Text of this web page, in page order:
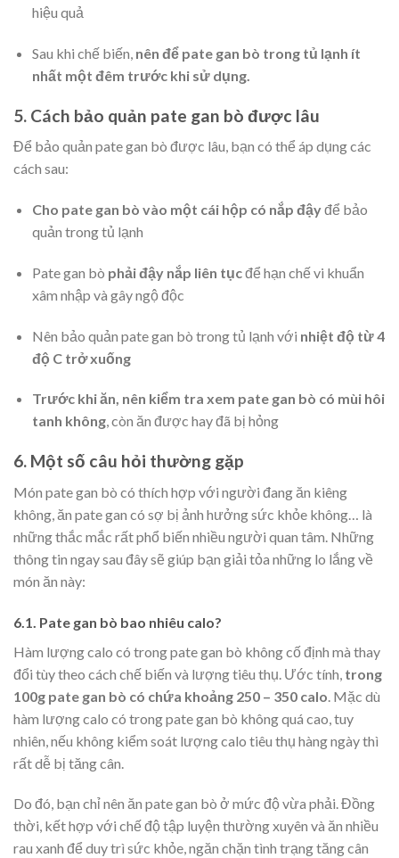
hiệu quả
Sau khi chế biến, nên để pate gan bò trong tủ lạnh ít
nhất một đêm trước khi sử dụng.
5. Cách bảo quản pate gan bò được lâu
Để bảo quản pate gan bò được lâu, bạn có thể áp dụng các
cách sau:
Cho pate gan bò vào một cái hộp có nắp đậyđể bảo
quản trong tủ lạnh
Pate gan bò phải đậy nắp liên tụcđể hạn chế vi khuẩn
xâm nhập và gây ngộ độc
Nên bảo quản pate gan bò trong tủ lạnh với nhiệt độ từ 4
độ C trở xuống
Trước khi ăn, nên kiểm tra xem pate gan bò có mùi hôi
tanh không, còn ăn được hay đã bị hỏng
6. Một số câu hỏi thường gặp
Món pate gan bò có thích hợp với người đang ăn kiêng
không, ăn pate gan có sợ bị ảnh hưởng sức khỏe không… là
những thắc mắc rất phổ biến nhiều người quan tâm. Những
thông tin ngay sau đây sẽ giúp bạn giải tỏa những lo lắng về
món ăn này:
6.1. Pate gan bò bao nhiêu calo?
Hàm lượng calo có trong pate gan bò không cố định mà thay
đổi tùy theo cách chế biến và lượng tiêu thụ. Ước tính, trong
100g pate gan bò có chứa khoảng 250 – 350 calo . Mặc dù
hàm lượng calo có trong pate gan bò không quá cao, tuy
nhiên, nếu không kiểm soát lượng calo tiêu thụ hàng ngày thì
rất dễ bị tăng cân.
Do đó, bạn chỉ nên ăn pate gan bò ở mức độ vừa phải. Đồng
thời, kết hợp với chế độ tập luyện thường xuyên và ăn nhiều
rau xanh để duy trì sức khỏe, ngăn chặn tình trạng tăng cân